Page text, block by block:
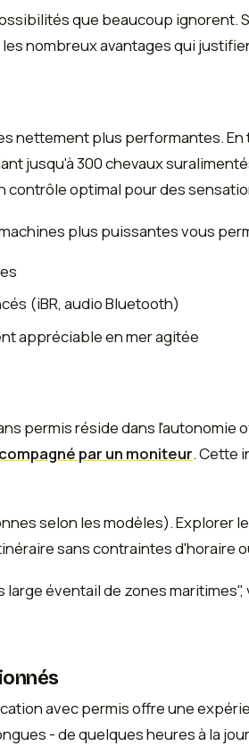
que beaucoup ignorent.
nombreux avantages qui
nettement plus performantes.
jusqu'à 300 chevaux
contrôle optimal pour des
plus puissantes vous
(iBR, audio Bluetooth)
appréciable en mer agitée
permis réside dans l'autonomie
par un moniteur. Cette
selon les modèles). Explorer
sans contraintes d'horaire
éventail de zones
avec permis offre une
- de quelques heures à la